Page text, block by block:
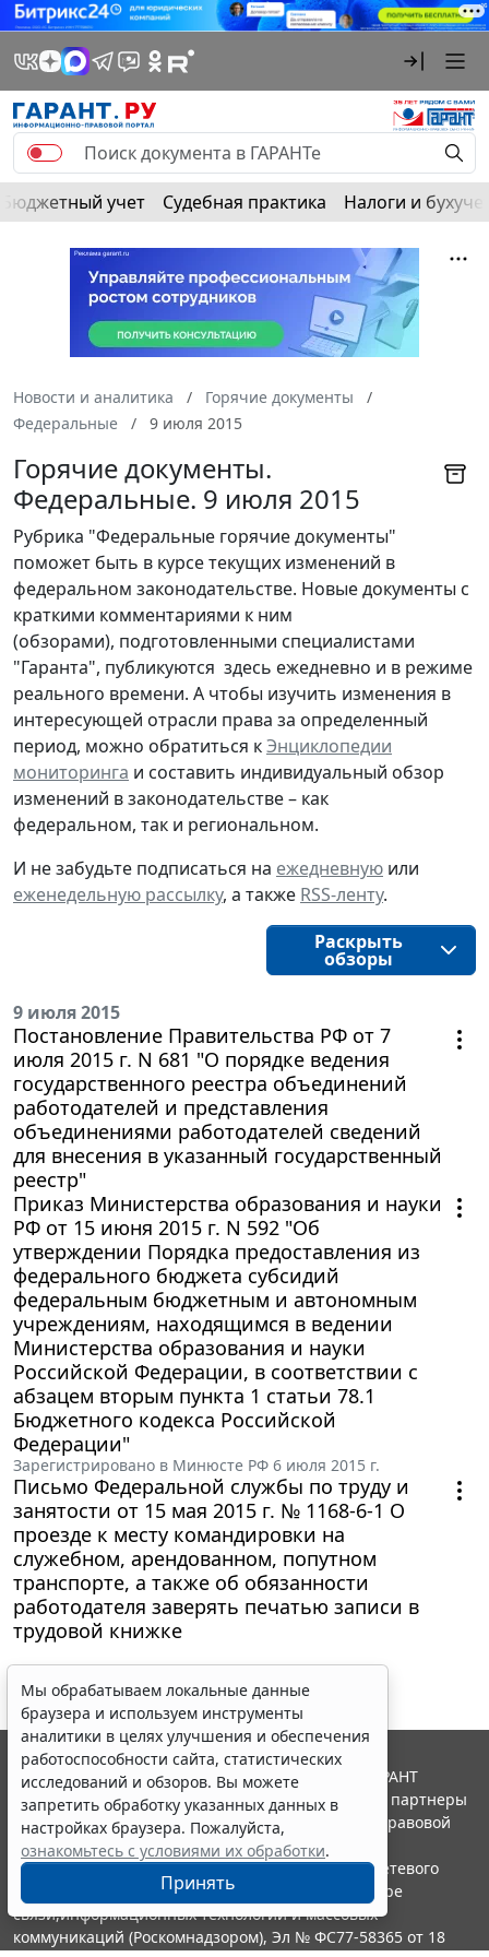
Бюджетный учет Судебная практика Налоги и
Новости и аналитика
Горячие документы
Федеральные
9 июля 2015
Горячие документы.
Федеральные. 9 июля 2015
Рубрика "Федеральные горячие документы"
поможет быть в курсе текущих изменений в
федеральном законодательстве. Новые документы с
краткими комментариями к ним
(обзорами), подготовленными специалистами
"Гаранта", публикуются здесь ежедневно и в режиме
реального времени. А чтобы изучить изменения в
интересующей отрасли права за определенный
период, можно обратиться кЭнциклопедии
мониторинга и составить индивидуальный обзор
изменений в законодательстве – как
федеральном, так и региональном.
И не забудьте подписаться на ежедневную или
еженедельную рассылку, а также RSS-ленту.
Раскрыть
обзоры
9 июля 2015
Постановление Правительства РФ от 7
июля 2015 г. N 681 "О порядке ведения
государственного реестра объединений
работодателей и представления
объединениями работодателей сведений
для внесения в указанный государственный
реестр"
Приказ Министерства образования и науки
РФ от 15 июня 2015 г. N 592 "Об
утверждении Порядка предоставления из
федерального бюджета субсидий
федеральным бюджетным и автономным
учреждениям, находящимся в ведении
Министерства образования и науки
Российской Федерации, в соответствии с
абзацем вторым пункта 1 статьи 78.1
Бюджетного кодекса Российской
Федерации"
Зарегистрировано в Минюсте РФ 6 июля 2015 г.
Письмо Федеральной службы по труду и
занятости от 15 мая 2015 г. № 1168-6-1 О
проезде к месту командировки на
служебном, арендованном, попутном
транспорте, а также об обязанности
работодателя заверять печатью записи в
трудовой книжке
Мы обрабатываем локальные данные
браузера и используем инструменты
аналитики в целях улучшения и обеспечения
работоспособности сайта, статистических
исследований и обзоров. Вы можете
запретить обработку указанных данных в
настройках браузера. Пожалуйста,
ознакомьтесь с условиями их обработки.
Принять
© ООО "НПП "ГАРАНТ-СЕРВИС", 2026. Система ГАРАНТ
выпускается с 1990 года. Компания "Гарант" и ее партнеры
являются участниками Российской ассоциации правовой
информации ГАРАНТ.
Портал ГАРАНТ.РУ зарегистрирован в качестве сетевого
издания Федеральной службой по надзору в сфере
связи,информационных технологий и массовых
коммуникаций (Роскомнадзором), Эл № ФС77-58365 от 18